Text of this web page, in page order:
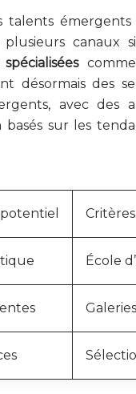
talents émergents
canaux
désormais des
avec des
basés sur les
École